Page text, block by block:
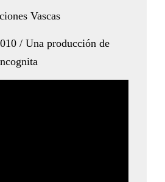
Vascas
/ Una producción de